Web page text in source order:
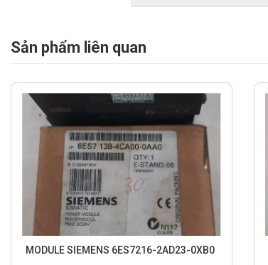
Sản phẩm liên quan
MODULE SIEMENS 6ES7216-2AD23-0XB0